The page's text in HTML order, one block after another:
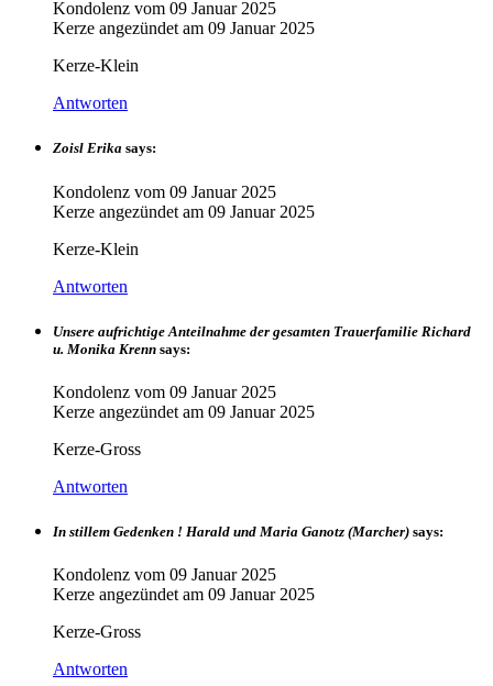
Kondolenz vom 09 Januar 2025
Kerze angezündet am 09 Januar 2025
Kerze-Klein
Antworten
Zoisl Erika says:
Kondolenz vom 09 Januar 2025
Kerze angezündet am 09 Januar 2025
Kerze-Klein
Antworten
Unsere aufrichtige Anteilnahme der gesamten Trauerfamilie Richard
u. Monika Krenn says:
Kondolenz vom 09 Januar 2025
Kerze angezündet am 09 Januar 2025
Kerze-Gross
Antworten
In stillem Gedenken ! Harald und Maria Ganotz (Marcher) says:
Kondolenz vom 09 Januar 2025
Kerze angezündet am 09 Januar 2025
Kerze-Gross
Antworten